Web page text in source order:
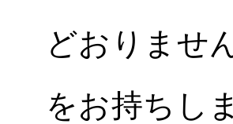
どおりませ
をお持ちし